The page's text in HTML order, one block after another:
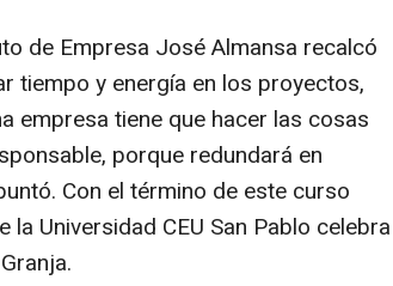
de Empresa José Almansa recalcó
tiempo y energía en los proyectos,
empresa tiene que hacer las cosas
porque redundará en
Con el término de este curso
Universidad CEU San Pablo celebra